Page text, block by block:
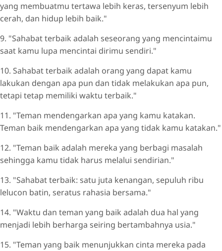
yang membuatmu tertawa lebih keras, tersenyum lebih
cerah, dan hidup lebih baik."
9. "Sahabat terbaik adalah seseorang yang mencintaimu
saat kamu lupa mencintai dirimu sendiri."
10. Sahabat terbaik adalah orang yang dapat kamu
lakukan dengan apa pun dan tidak melakukan apa pun,
tetapi tetap memiliki waktu terbaik."
11. "Teman mendengarkan apa yang kamu katakan.
Teman baik mendengarkan apa yang tidak kamu katakan."
12. "Teman baik adalah mereka yang berbagi masalah
sehingga kamu tidak harus melalui sendirian."
13. "Sahabat terbaik: satu juta kenangan, sepuluh ribu
lelucon batin, seratus rahasia bersama."
14. "Waktu dan teman yang baik adalah dua hal yang
menjadi lebih berharga seiring bertambahnya usia."
15. "Teman yang baik menunjukkan cinta mereka pada